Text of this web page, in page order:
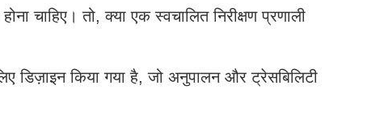
चाहिए। तो, क्या एक स्वचालित निरीक्षण प्रणाली
डिज़ाइन किया गया है, जो अनुपालन और ट्रेसबिलिटी